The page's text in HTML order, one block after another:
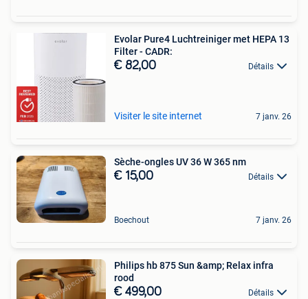
Evolar Pure4 Luchtreiniger met HEPA 13
Filter - CADR:
€ 82,00 Détails
Visiter le site internet 7 janv. 26
Sèche-ongles UV 36 W 365 nm
€ 15,00 Détails
Boechout 7 janv. 26
Philips hb 875 Sun &amp; Relax infra
rood
€ 499,00 Détails